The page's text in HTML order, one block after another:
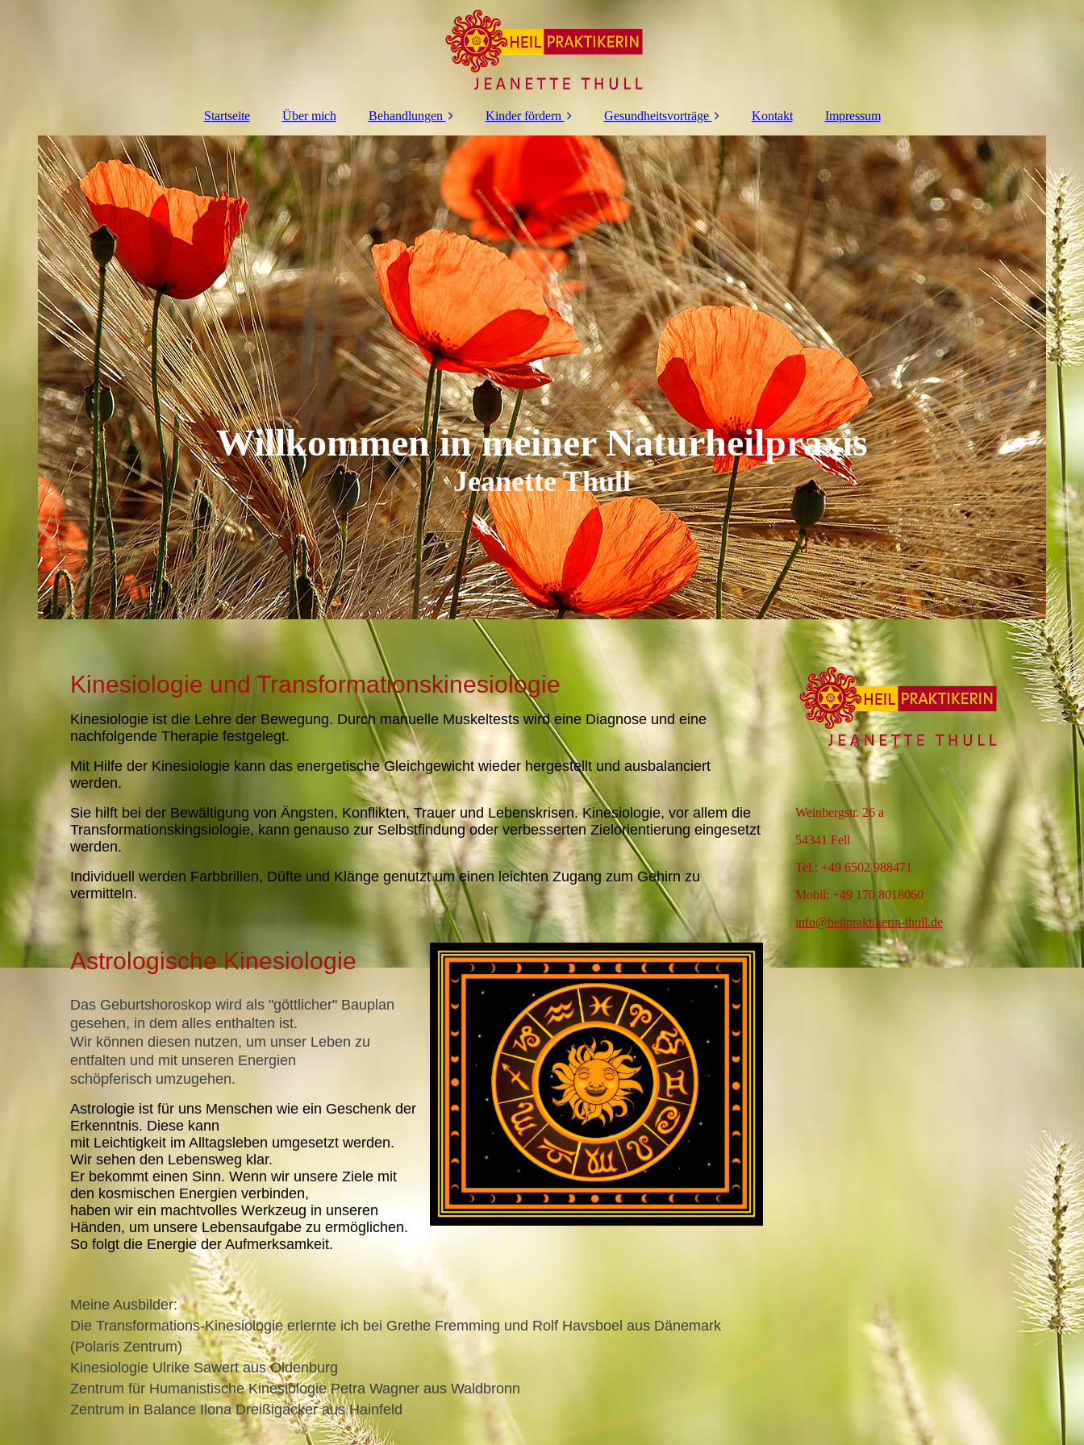
Startseite Über mich Behandlungen
Fußreflexzonen
Therapie
Akupunktur
Kinesiologie
Osteopathie
Klang Akupunktur
Klangtherapie
Massagen
Reiki
Astrologie
Kinder fördern
Gehirn Balance
Kinder fördern mit
Antiaggressions
Training
Gesundheitsvorträge
Ätherische Öle als
Hausapotheke
Kontakt Impressum
Willkommen in meiner Naturheilpraxis
Jeanette Thull
Kinesiologie und Transformationskinesiologie
Kinesiologie ist die Lehre der Bewegung. Durch manuelle Muskeltests wird eine Diagnose und eine
nachfolgende Therapie festgelegt.
Mit Hilfe der Kinesiologie kann das energetische Gleichgewicht wieder hergestellt und ausbalanciert
werden.
Sie hilft bei der Bewältigung von Ängsten, Konflikten, Trauer und Lebenskrisen. Kinesiologie, vor allem die
Transformationskingsiologie, kann genauso zur Selbstfindung oder verbesserten Zielorientierung eingesetzt
werden.
Individuell werden Farbbrillen, Düfte und Klänge genutzt um einen leichten Zugang zum Gehirn zu
vermitteln.
Astrologische Kinesiologie
Das Geburtshoroskop wird als "göttlicher" Bauplan
gesehen, in dem alles enthalten ist.
Wir können diesen nutzen, um unser Leben zu
entfalten und mit unseren Energien
schöpferisch umzugehen.
Astrologie ist für uns Menschen wie ein Geschenk der
Erkenntnis. Diese kann
mit Leichtigkeit im Alltagsleben umgesetzt werden.
Wir sehen den Lebensweg klar.
Er bekommt einen Sinn. Wenn wir unsere Ziele mit
den kosmischen Energien verbinden,
haben wir ein machtvolles Werkzeug in unseren
Händen, um unsere Lebensaufgabe zu ermöglichen.
So folgt die Energie der Aufmerksamkeit.
Meine Ausbilder:
Die Transformations-Kinesiologie erlernte ich bei Grethe Fremming und Rolf Havsboel aus Dänemark
(Polaris Zentrum)
Kinesiologie Ulrike Sawert aus Oldenburg
Zentrum für Humanistische Kinesiologie Petra Wagner aus Waldbronn
Zentrum in Balance Ilona Dreißigacker aus Hainfeld
Weinbergstr. 26 a
54341 Fell
Tel.: +49 6502 988471
Mobil: +49 170 8018060
info@heilpraktikerin-thull.de